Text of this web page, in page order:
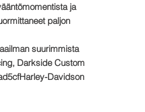
ja
paljon
suurimmista
Darkside Custom
Harley-Davidson